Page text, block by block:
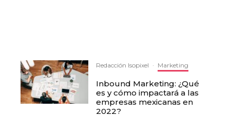
Redacción Isopixel · Marketing
Inbound Marketing: ¿Qué
es y cómo impactará a las
empresas mexicanas en
2022?